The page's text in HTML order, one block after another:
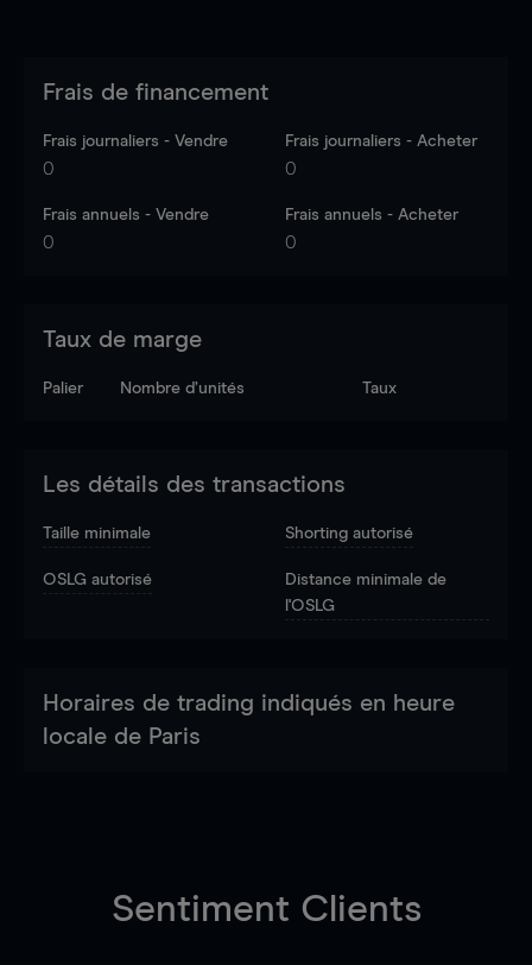
Frais de financement
Frais journaliers - Vendre
0
Frais journaliers - Acheter
0
Frais annuels - Vendre
0
Frais annuels - Acheter
0
Taux de marge
Palier Nombre d’unités Taux
Les détails des transactions
Taille minimale Shorting autorisé
OSLG autorisé
Distance minimale de
l'OSLG
Horaires de trading indiqués en heure
locale de Paris
Sentiment Clients